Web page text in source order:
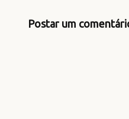
Postar um